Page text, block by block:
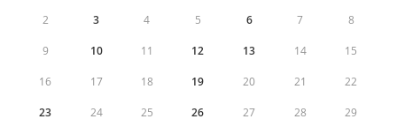
2 3 4 5 6 7 8
9 10 11 12 13 14 15
16 17 18 19 20 21 22
23 24 25 26 27 28 29